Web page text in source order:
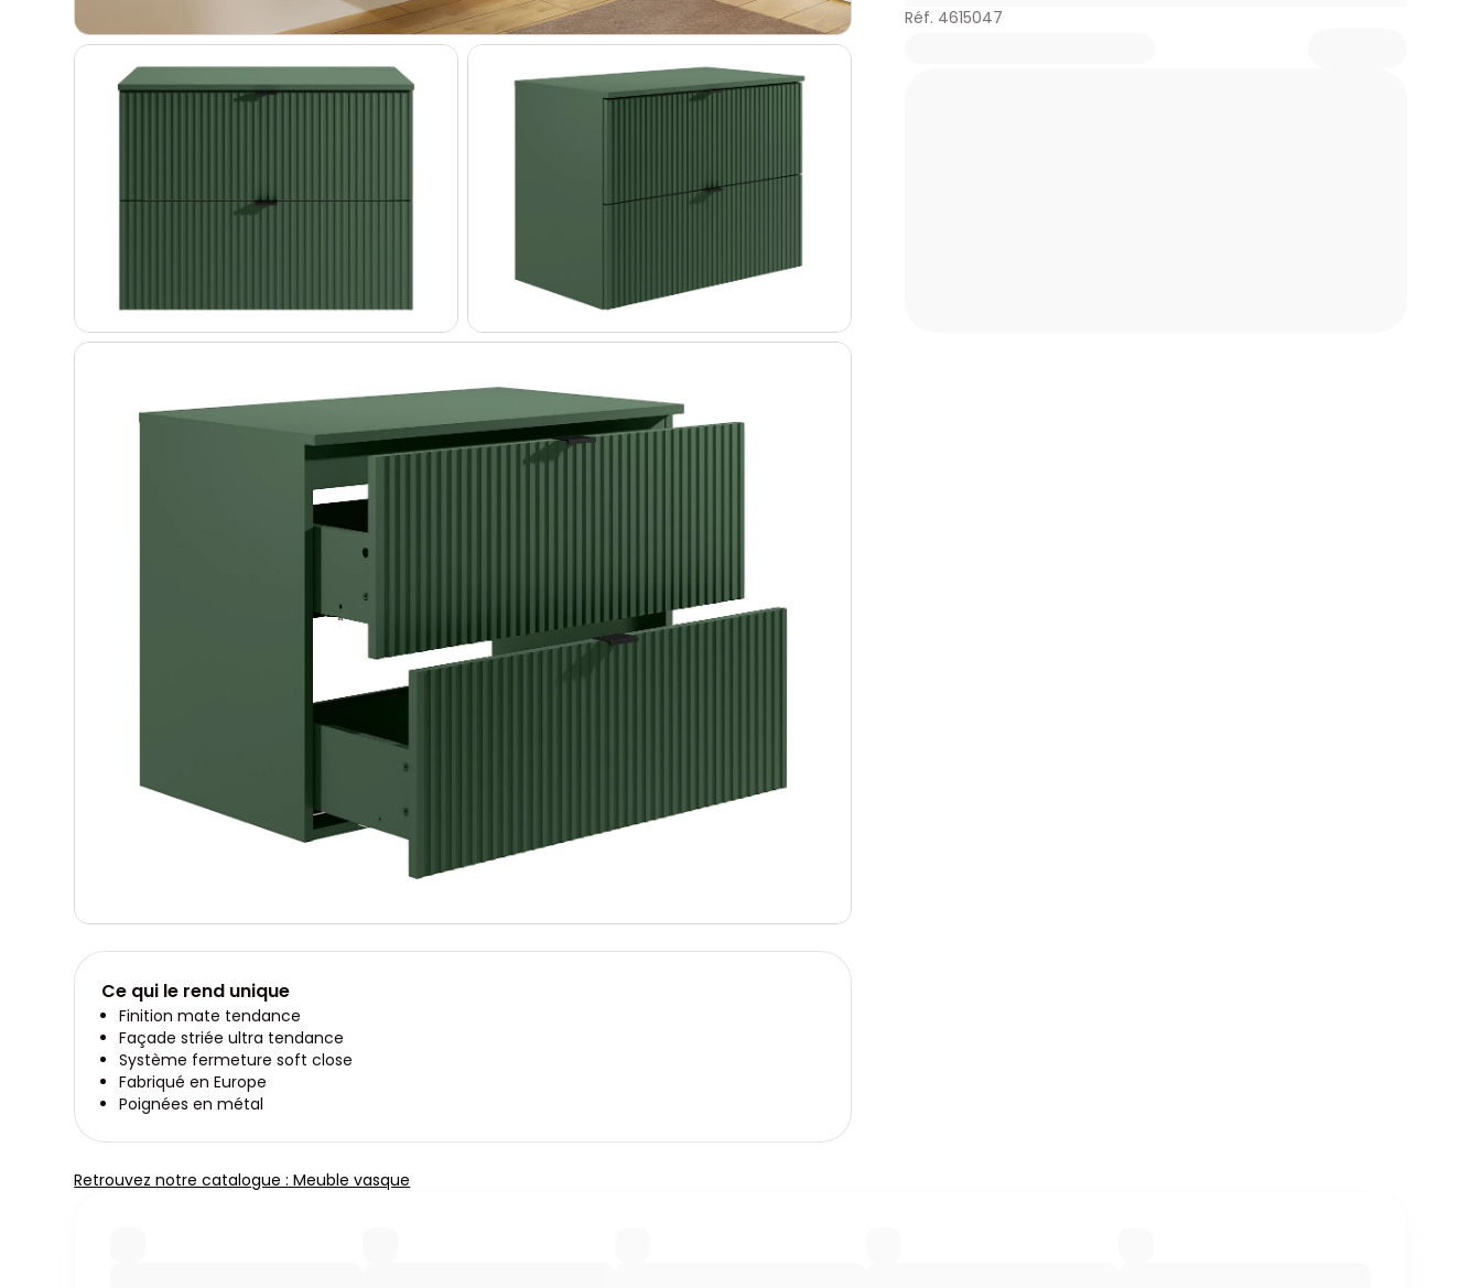
Réf. 4615047
Ce qui le rend unique
Finition mate tendance
Façade striée ultra tendance
Système fermeture soft close
Fabriqué en Europe
Poignées en métal
Retrouvez notre catalogue : Meuble vasque